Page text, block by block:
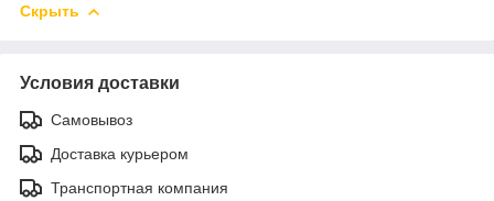
Скрыть
Условия доставки
Самовывоз
Доставка курьером
Транспортная компания